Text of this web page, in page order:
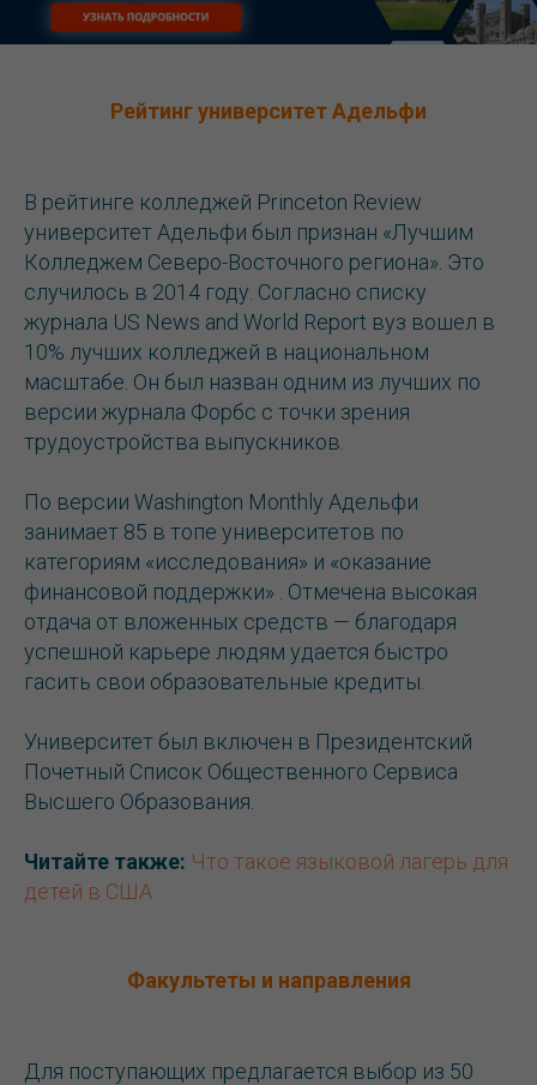
Рейтинг университет Адельфи
В рейтинге колледжей Princeton Review
университет Адельфи был признан «Лучшим
Колледжем Северо-Восточного региона». Это
случилось в 2014 году. Согласно списку
журнала US News and World Report вуз вошел в
10% лучших колледжей в национальном
масштабе. Он был назван одним из лучших по
версии журнала Форбс с точки зрения
трудоустройства выпускников.
По версии Washington Monthly Адельфи
занимает 85 в топе университетов по
категориям «исследования» и «оказание
финансовой поддержки» . Отмечена высокая
отдача от вложенных средств — благодаря
успешной карьере людям удается быстро
гасить свои образовательные кредиты.
Университет был включен в Президентский
Почетный Список Общественного Сервиса
Высшего Образования.
Читайте также: Что такое языковой лагерь для
детей в США
Факультеты и направления
Для поступающих предлагается выбор из 50